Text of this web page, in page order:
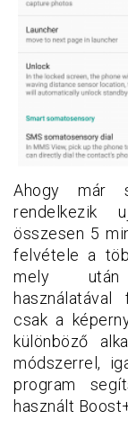
Ahogy már
rendelkezik
összesen 5
felvétele a
mely
csak a
különböző
módszerrel,
program
használt